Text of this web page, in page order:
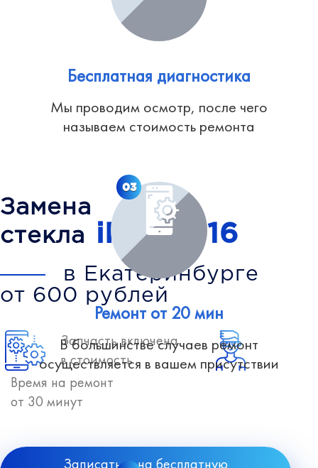
Замена
стекла
iPhone 16
в Екатеринбурге
от 600 рублей
Запчасть включена
в стоимость
Время на ремонт
от 30 минут
Записаться на бесплатную
Бесплатная диагностика
Мы проводим осмотр, после чего
называем стоимость ремонта
03
Ремонт от 20 мин
В большинстве случаев ремонт
осуществляется в вашем присутствии